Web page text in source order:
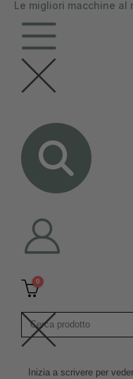
contenuto
Le migliori macchine al
0
Inizia a scrivere per